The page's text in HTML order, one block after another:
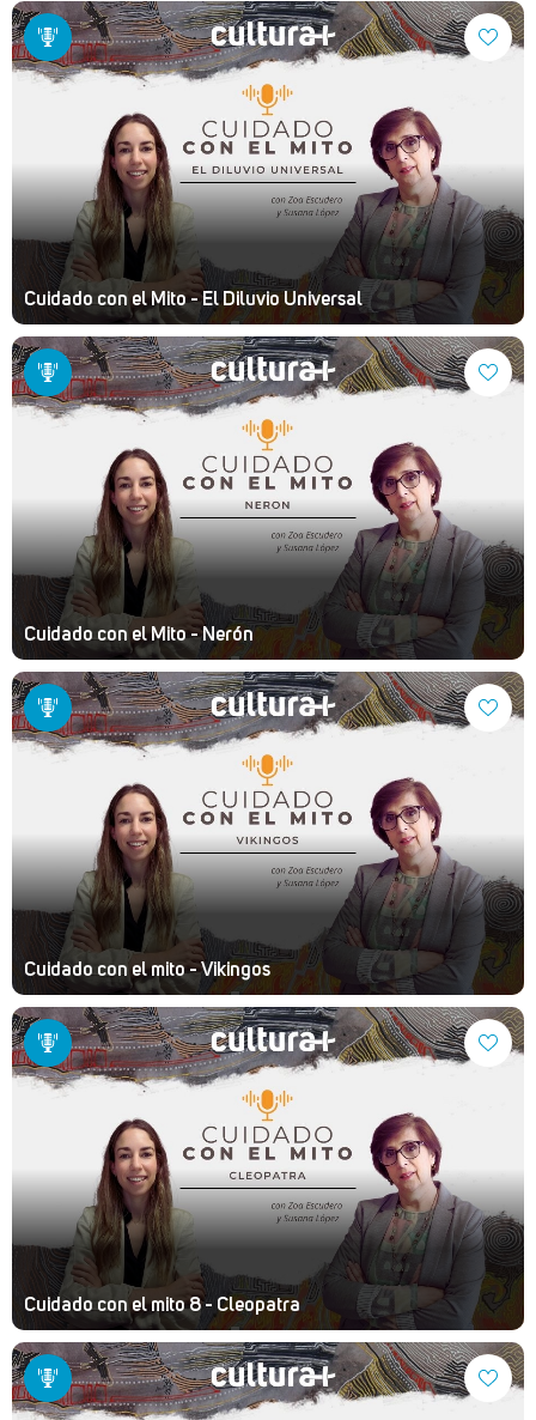
Cuidado con el Mito - El Diluvio Universal
Cuidado con el Mito - Nerón
Cuidado con el mito - Vikingos
Cuidado con el mito 8 - Cleopatra